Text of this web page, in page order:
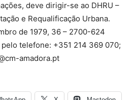
deve dirigir-se ao DHRU –
e Requalificação Urbana.
de 1979, 36 – 2700-624
telefone: +351 214 369 070;
amadora.pt